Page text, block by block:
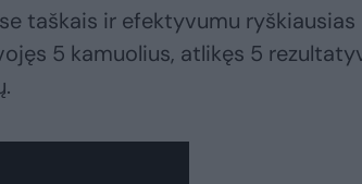
taškais ir efektyvumu ryškiausias
5 kamuolius, atlikęs 5